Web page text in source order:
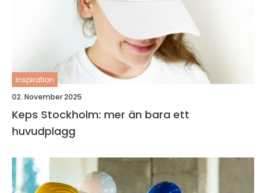
inspiration
02. November 2025
Keps Stockholm: mer än bara ett
huvudplagg